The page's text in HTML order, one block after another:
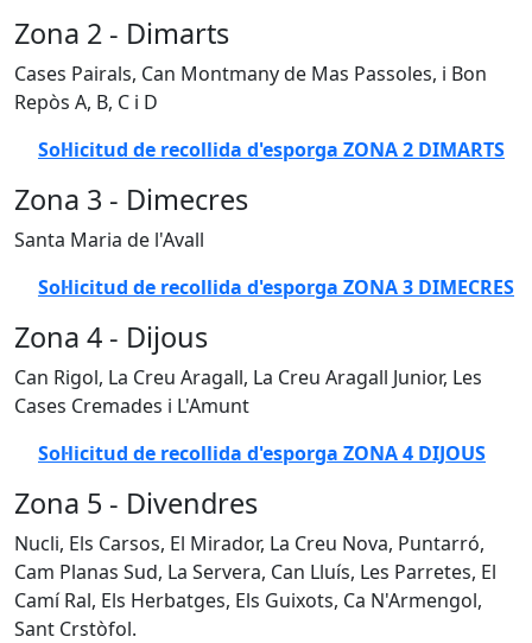
Zona 2 - Dimarts
Cases Pairals, Can Montmany de Mas Passoles, i Bon
Repòs A, B, C i D
Sol·licitud de recollida d'esporga ZONA 2 DIMARTS
Zona 3 - Dimecres
Santa Maria de l'Avall
Sol·licitud de recollida d'esporga ZONA 3 DIMECRES
Zona 4 - Dijous
Can Rigol, La Creu Aragall, La Creu Aragall Junior, Les
Cases Cremades i L'Amunt
Sol·licitud de recollida d'esporga ZONA 4 DIJOUS
Zona 5 - Divendres
Nucli, Els Carsos, El Mirador, La Creu Nova, Puntarró,
Cam Planas Sud, La Servera, Can Lluís, Les Parretes, El
Camí Ral, Els Herbatges, Els Guixots, Ca N'Armengol,
Sant Crstòfol.